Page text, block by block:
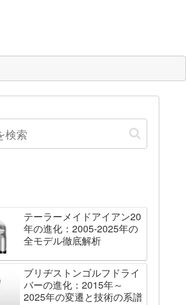
テーラーメイドアイアン20
年の進化：2005-2025年の
全モデル徹底解析
ブリヂストンゴルフドライ
バーの進化：2015年～
2025年の変遷と技術の系譜